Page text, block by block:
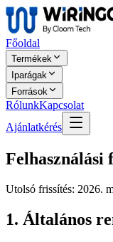
Főoldal
Termékek
Iparágak
Források
RólunkKapcsolat
Ajánlatkérés
Felhasználási
Utolsó frissítés: 2026.
1. Általános